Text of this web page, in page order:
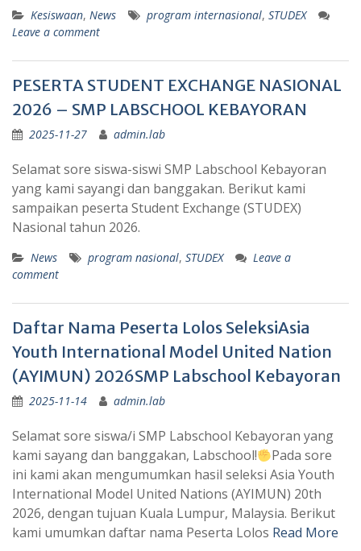
Kesiswaan, News program internasional, STUDEX
Leave a comment
PESERTA STUDENT EXCHANGE NASIONAL
2026 – SMP LABSCHOOL KEBAYORAN
2025-11-27 admin.lab
Selamat sore siswa-siswi SMP Labschool Kebayoran
yang kami sayangi dan banggakan. Berikut kami
sampaikan peserta Student Exchange (STUDEX)
Nasional tahun 2026.
News program nasional, STUDEX
Leave a
comment
Daftar Nama Peserta Lolos SeleksiAsia
Youth International Model United Nation
(AYIMUN) 2026SMP Labschool Kebayoran
2025-11-14 admin.lab
Selamat sore siswa/i SMP Labschool Kebayoran yang
kami sayang dan banggakan, Labschool!
Pada sore
ini kami akan mengumumkan hasil seleksi Asia Youth
International Model United Nations (AYIMUN) 20th
2026, dengan tujuan Kuala Lumpur, Malaysia. Berikut
kami umumkan daftar nama Peserta Lolos Read More